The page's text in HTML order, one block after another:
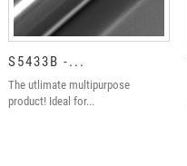
S5433B -...
The utlimate multipurpose
product! Ideal for...